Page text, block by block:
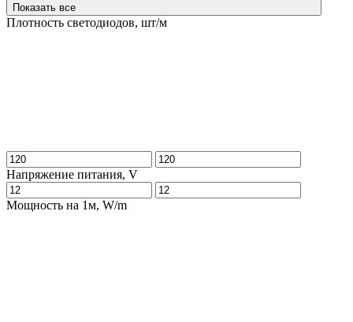
Показать все
Плотность светодиодов, шт/м
Напряжение питания, V
Мощность на 1м, W/m